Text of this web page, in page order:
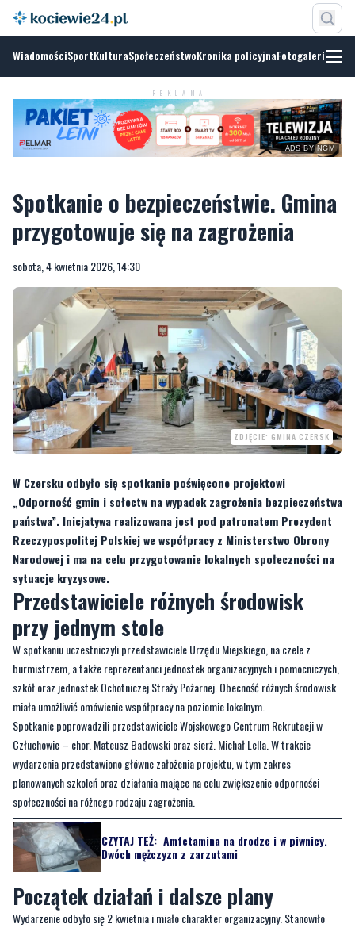
WiadomościSportKulturaSpołeczeństwoKronika policyjnaFotogalerie
REKLAMA
ADS BY NGM
Spotkanie o bezpieczeństwie. Gmina
przygotowuje się na zagrożenia
sobota, 4 kwietnia 2026, 14:30
ZDJĘCIE: GMINA CZERSK
W Czersku odbyło się spotkanie poświęcone projektowi
„Odporność gmin i sołectw na wypadek zagrożenia bezpieczeństwa
państwa”. Inicjatywa realizowana jest pod patronatem Prezydent
Rzeczypospolitej Polskiej we współpracy z Ministerstwo Obrony
Narodowej i ma na celu przygotowanie lokalnych społeczności na
sytuacje kryzysowe.
Przedstawiciele różnych środowisk
przy jednym stole
W spotkaniu uczestniczyli przedstawiciele Urzędu Miejskiego, na czele z
burmistrzem, a także reprezentanci jednostek organizacyjnych i pomocniczych,
szkół oraz jednostek Ochotniczej Straży Pożarnej. Obecność różnych środowisk
miała umożliwić omówienie współpracy na poziomie lokalnym.
Spotkanie poprowadzili przedstawiciele Wojskowego Centrum Rekrutacji w
Człuchowie – chor. Mateusz Badowski oraz sierż. Michał Lella. W trakcie
wydarzenia przedstawiono główne założenia projektu, w tym zakres
planowanych szkoleń oraz działania mające na celu zwiększenie odporności
społeczności na różnego rodzaju zagrożenia.
CZYTAJ TEŻ: Amfetamina na drodze i w piwnicy.
Dwóch mężczyzn z zarzutami
Początek działań i dalsze plany
Wydarzenie odbyło się 2 kwietnia i miało charakter organizacyjny. Stanowiło